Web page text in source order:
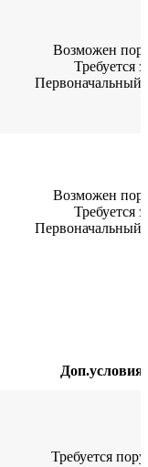
Возможен
Требуется
Первоначальный
Возможен
Требуется
Первоначальный
Доп.условия
Требуется